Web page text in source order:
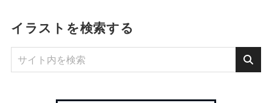
イラストを検索する